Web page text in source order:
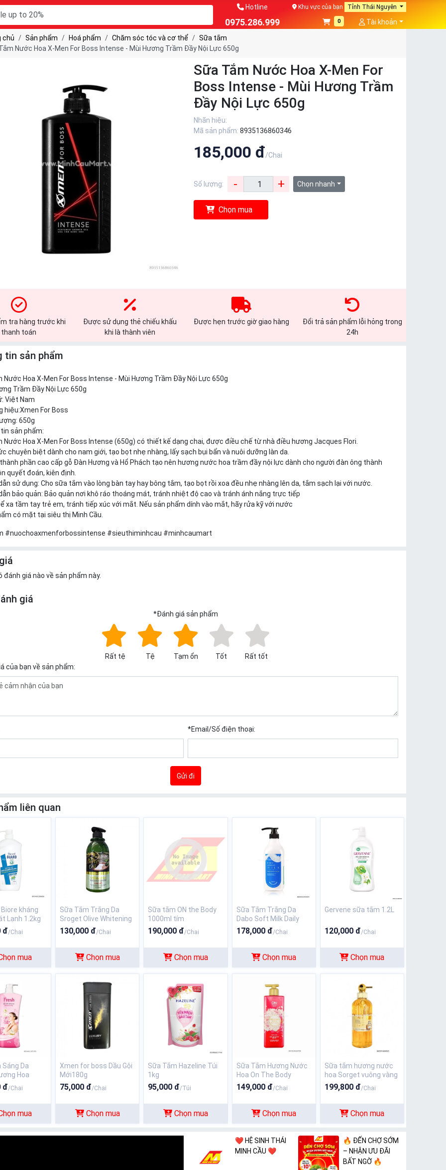
Hotline
0975.286.999
Khu vực của bạn Tỉnh Thái Nguyên
0 Tài khoản
chủ Sản phẩm Hoá phẩm Chăm sóc tóc và cơ thể
Sữa tắm
Nước Hoa X-Men For Boss Intense - Mùi Hương Trầm Đầy Nội Lực 650g
Sữa Tắm Nước Hoa X-Men For
Boss Intense - Mùi Hương Trầm
Đầy Nội Lực 650g
Nhãn hiệu:
Mã sản phẩm: 8935136860346
185,000 đ/Chai
Số lượng: - + Chọn nhanh
Chọn mua
tra hàng trước khi
thanh toán
Được sử dụng thẻ chiếu khấu
khi là thành viên
Được hẹn trước giờ giao hàng
Đổi trả sản phẩm lỗi hỏng trong
24h
tin sản phẩm
Nước Hoa X-Men For Boss Intense - Mùi Hương Trầm Đầy Nội Lực 650g
Trầm Đầy Nội Lực 650g
Việt Nam
hiệu:Xmen For Boss
650g
sản phẩm:
Nước Hoa X-Men For Boss Intense (650g) có thiết kế dạng chai, được điều chế từ nhà điều hương Jacques Flori.
chuyên biệt dành cho nam giới, tạo bọt nhẹ nhàng, lấy sạch bụi bẩn và nuôi dưỡng làn da.
phần cao cấp gỗ Đàn Hương và Hổ Phách tạo nên hương nước hoa trầm đầy nội lực dành cho người đàn ông thành
quyết đoán, kiên định.
sử dụng: Cho sữa tắm vào lòng bàn tay hay bông tắm, tạo bọt rồi xoa đều nhẹ nhàng lên da, tắm sạch lại với nước.
bảo quản: Bảo quản nơi khô ráo thoáng mát, tránh nhiệt độ cao và tránh ánh nắng trực tiếp
xa tầm tay trẻ em, tránh tiếp xúc với mắt. Nếu sản phẩm dính vào mắt, hãy rửa kỹ với nước
có mặt tại siêu thị Minh Cầu.
#nuochoaxmenforbossintense #sieuthiminhcau #minhcaumart
đánh giá nào về sản phẩm này.
giá
*Đánh giá sản phẩm
Rất tệ Tệ Tạm ổn Tốt
Rất tốt
của bạn về sản phẩm:
*Email/Số điện thoại:
Gửi đi
liên quan
kháng
Lạnh 1.2kg
đ/Chai
mua
Sữa Tắm Trắng Da
Sroget Olive Whitening
Thái Lan 750ML
130,000 đ/Chai
Chọn mua
Sữa tắm ON the Body
1000ml tím
190,000 đ/Chai
Chọn mua
Sữa Tắm Trắng Da
Dabo Soft Milk Daily
Body Wash 750ml
178,000 đ/Chai
Chọn mua
Gervene sữa tắm 1.2L
120,000 đ/Chai
Chọn mua
Sáng Da
Hoa
1.2kg
đ/Chai
mua
Xmen for boss Dầu Gội
Mới180g
75,000 đ/Chai
Chọn mua
Sữa Tắm Hazeline Túi
1kg
95,000 đ/Túi
Chọn mua
Sữa Tắm Hương Nước
Hoa On The Body
Perfume Shower Body
Wash Classic Pink 500g
hồng
149,000 đ/Chai
Chọn mua
Sữa tắm hương nước
hoa Sorget vuông vàng
800ml
199,800 đ/Chai
Chọn mua
❤️ HỆ SINH THÁI
MINH CẦU ❤️
🔥 ĐẾN CHỢ SỚM
– NHẬN ƯU ĐÃI
BẤT NGỜ 🔥